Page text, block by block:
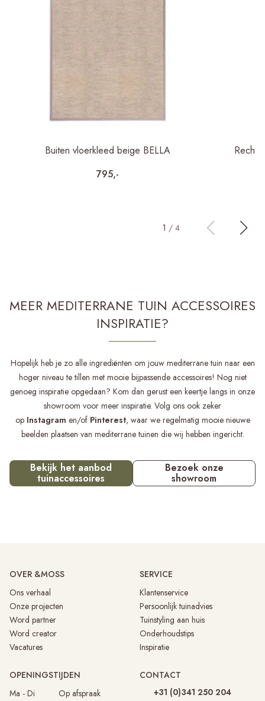
Buiten vloerkleed beige BELLA
795,-
1 / 4
MEER MEDITERRANE TUIN ACCESSOIRES
INSPIRATIE?
Hopelijk heb je zo alle ingrediënten om jouw mediterrane tuin naar een
hoger niveau te tillen met mooie bijpassende accessoires! Nog niet
genoeg inspiratie opgedaan? Kom dan gerust een keertje langs in onze
showroom voor meer inspiratie. Volg ons ook zeker
op Instagram en/of Pinterest, waar we regelmatig mooie nieuwe
beelden plaatsen van mediterrane tuinen die wij hebben ingericht.
Bekijk het aanbod
tuinaccessoires
Bezoek onze
showroom
OVER &MOSS
Ons verhaal
Onze projecten
Word partner
Word creator
Vacatures
SERVICE
Klantenservice
Persoonlijk tuinadvies
Tuinstyling aan huis
Onderhoudstips
Inspiratie
OPENINGSTIJDEN
Ma - Di Op afspraak
CONTACT
+31 (0)341 250 204